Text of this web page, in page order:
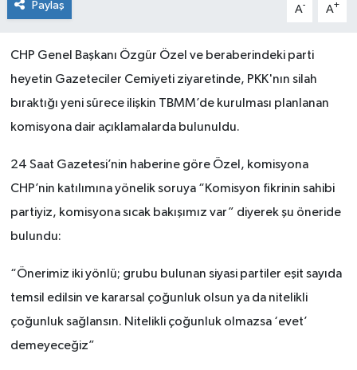
Paylaş A- A+
CHP Genel Başkanı Özgür Özel ve beraberindeki parti
heyetin Gazeteciler Cemiyeti ziyaretinde, PKK'nın silah
bıraktığı yeni sürece ilişkin TBMM’de kurulması planlanan
komisyona dair açıklamalarda bulunuldu.
24 Saat Gazetesi’nin haberine göre Özel, komisyona
CHP’nin katılımına yönelik soruya “Komisyon fikrinin sahibi
partiyiz, komisyona sıcak bakışımız var” diyerek şu öneride
bulundu:
“Önerimiz iki yönlü; grubu bulunan siyasi partiler eşit sayıda
temsil edilsin ve kararsal çoğunluk olsun ya da nitelikli
çoğunluk sağlansın. Nitelikli çoğunluk olmazsa ‘evet’
demeyeceğiz”